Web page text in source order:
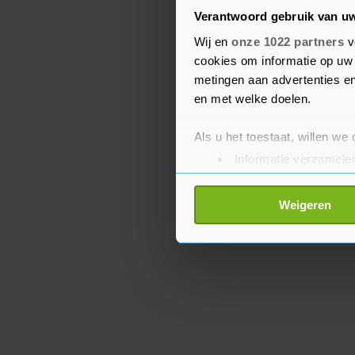
Verantwoord gebruik van
Wij en onze 1022 partners
cookies om informatie op
metingen aan advertenties
en met welke doelen.
Als u het toestaat, willen we
Informatie
Uw apparaat
Lees meer over hoe uw
toestemming op elk moment
Weigeren
Woensdag werd ook al
luchthaven van Berlijn
onderhandelingen.
vluchten te vervallen,
reizigers werden geraakt.